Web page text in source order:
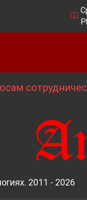
2011 - 2026